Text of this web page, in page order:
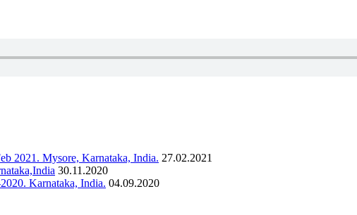
2021. Mysore, Karnataka, India. 27.02.2021
30.11.2020
Karnataka, India. 04.09.2020